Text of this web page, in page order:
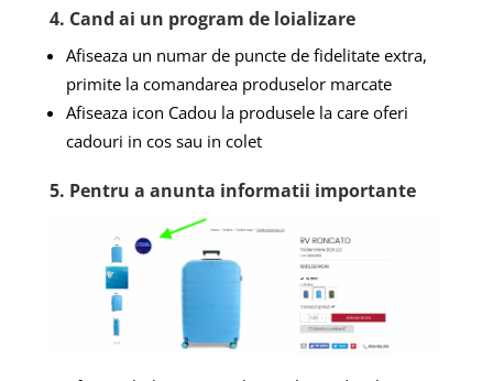
4. Cand ai un program de loializare
Afiseaza un numar de puncte de fidelitate extra,
primite la comandarea produselor marcate
Afiseaza icon Cadou la produsele la care oferi
cadouri in cos sau in colet
5. Pentru a anunta informatii importante